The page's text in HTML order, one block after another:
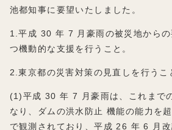
池都知事に要望いたしました。
1.平成 30 年 7 月豪雨の被災地から
つ機動的な支援を行うこと。
2.東京都の災害対策の見直しを行うこ
(1)平成 30 年 7 月豪雨は、これまで
なり、ダムの洪水防止 機能の能力を
で観測されており、平成 26 年 6 月